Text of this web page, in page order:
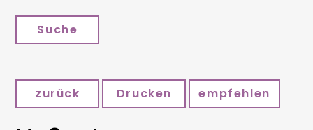
Suche
zurück Drucken empfehlen